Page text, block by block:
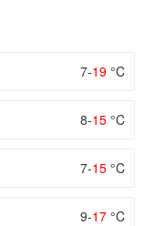
7-19 °C
8-15 °C
7-15 °C
9-17 °C